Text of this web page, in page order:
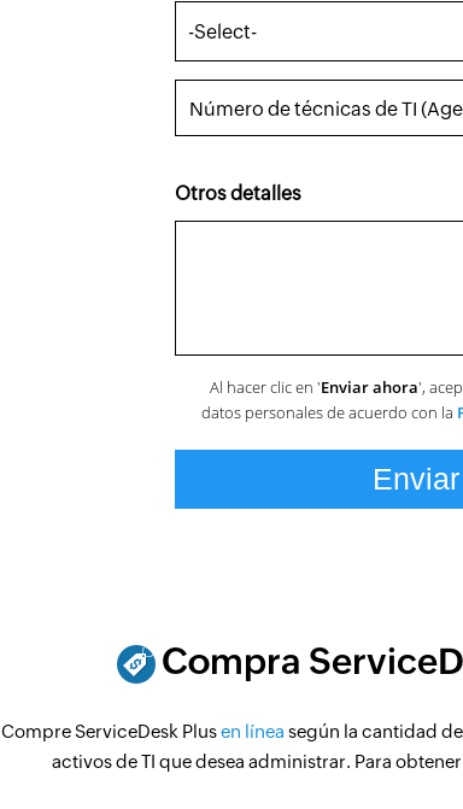
Número de técnicas de TI
Otros detalles
Al hacer clic en 'Enviar ahora',
datos personales de acuerdo con la
Compra
Compre ServiceDesk Plusen línea según la cantidad
activos de TI que desea administrar. Para